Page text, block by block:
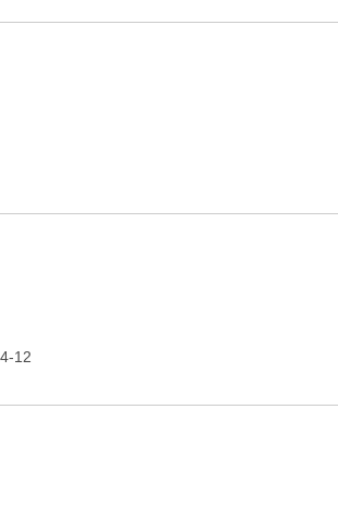
12